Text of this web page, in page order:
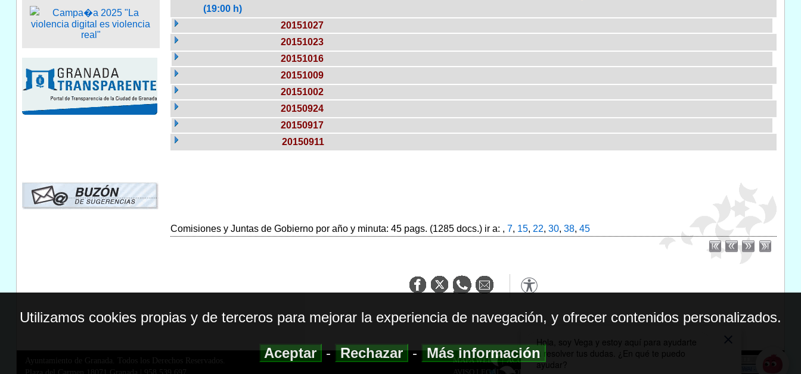
(19:00 h)
20151027
20151023
20151016
20151009
20151002
20150924
20150917
20150911
Comisiones y Juntas de Gobierno por año y minuta: 45 pags. (1285 docs.) ir a: , 7, 15, 22, 30, 38, 45
Ayuntamiento de Granada. Todos los Derechos Reservados.
MAPA WEB|ACCESIBILIDAD
AVISO LEGAL| POLITICA DE PRIVACIDAD
Utilizamos cookies propias y de terceros para mejorar la experiencia de navegación, y ofrecer contenidos personalizados.
Aceptar-Rechazar-Más información